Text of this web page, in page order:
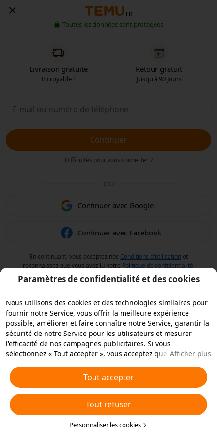
FR
Toutes les données sont protégées
Livraison gratuite
Incroyable !
Retour gratuit
Jusqu'à 90 jours
Continuer
Difficultés pour vous connecter ?
OU
Continuer avec Google
Continuer avec Facebook
En continuant, vous acceptez nos Conditions d'utilisation et
reconnaissez que vous avez lu notre Politique de confidentialité.
Paramètres de confidentialité et des cookies
Nous utilisons des cookies et des technologies similaires pour
fournir notre Service, vous offrir la meilleure expérience
possible, améliorer et faire connaître notre Service, garantir la
sécurité de notre Service pour les utilisateurs et mesurer
l'efficacité de nos campagnes publicitaires. Si vous
sélectionnez « Tout accepter », vous acceptez que nous et nos
similaires sur votre appareil à des fins publicitaires. Vous
pouvez aussi « rejeter tous » les cookies non essentiels ou
choisir les types de cookies que vous souhaitez accepter ou
rejeter à tout moment dans vos paramètres de confidentialité
ou en cliquant sur « Personnaliser les cookies » ci-dessous.
Pour plus de détails, consultez notrePolitique relative aux
Afficher plus
Tout accepter
Tout refuser
Personnaliser les cookies